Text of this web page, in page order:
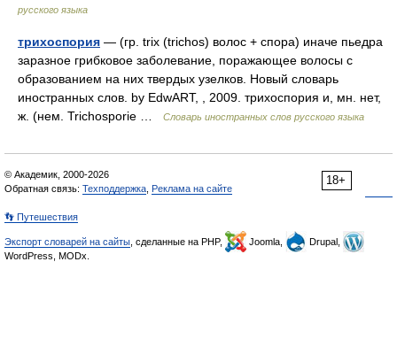
русского языка
трихоспория — (гр. trix (trichos) волос + спора) иначе пьедра
заразное грибковое заболевание, поражающее волосы с
образованием на них твердых узелков. Новый словарь
иностранных слов. by EdwART, , 2009. трихоспория и, мн. нет,
ж. (нем. Trichosporie …
Словарь иностранных слов русского языка
18+
© Академик, 2000-2026
Обратная связь: Техподдержка Реклама на сайте
👣 Путешествия
Экспорт словарей на сайты , сделанные на PHP, Joomla,
Drupal,
WordPress, MODx.